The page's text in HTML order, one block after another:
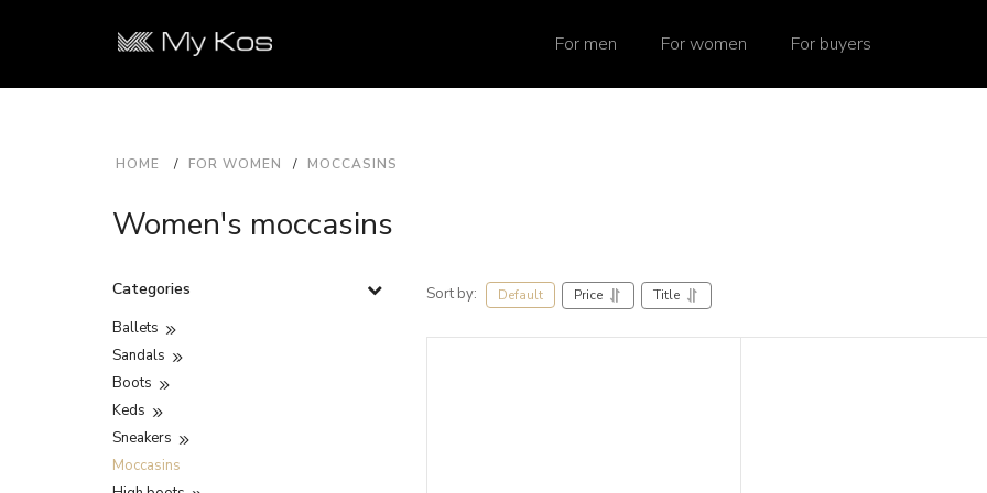
For men For women For buyers
HOME FOR WOMEN MOCCASINS
Women's moccasins
Categories
Ballets
Sandals
Boots
Keds
Sneakers
Moccasins
Sort by: Default Price Title